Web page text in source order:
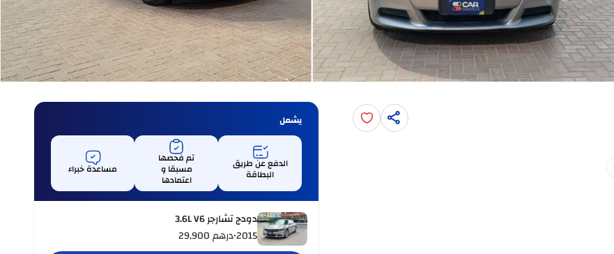
يشمل
الدفع عن طريق
البطاقة
تم فحصها
مسبقا و
اعتمادها
مساعدة خبراء
دودج تشارجر 3.6L V6
2015
•درهم29,900